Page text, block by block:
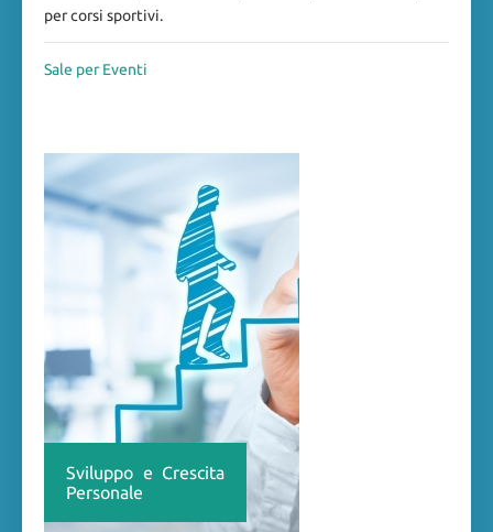
per corsi sportivi.
Sale per Eventi
Sviluppo e Crescita
Personale